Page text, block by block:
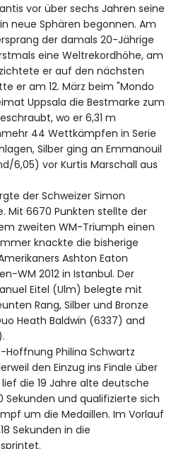
vor über sechs Jahren seine
neue Sphären begonnen. Am
der damals 20-Jährige
eine Weltrekordhöhe, am
er auf den nächsten
er am 12. März beim "Mondo
Uppsala die Bestmarke zum
wo er 6,31 m
44 Wettkämpfen in Serie
Silber ging an Emmanouil
6,05) vor Kurtis Marschall aus
der Schweizer Simon
Mit 6670 Punkten stellte der
zweiten WM-Triumph einen
knackte die bisherige
Ashton Eaton
WM 2012 in Istanbul. Der
Eitel (Ulm) belegte mit
Rang, Silber und Bronze
Heath Baldwin (6337) and
Philina Schwartz
den Einzug ins Finale über
die 19 Jahre alte deutsche
Sekunden und qualifizierte sich
um die Medaillen. Im Vorlauf
Sekunden in die